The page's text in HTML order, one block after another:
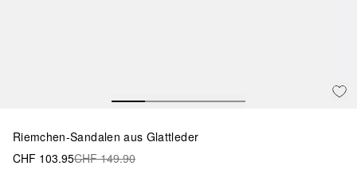
Riemchen-Sandalen aus Glattleder
CHF 103.95CHF 149.90